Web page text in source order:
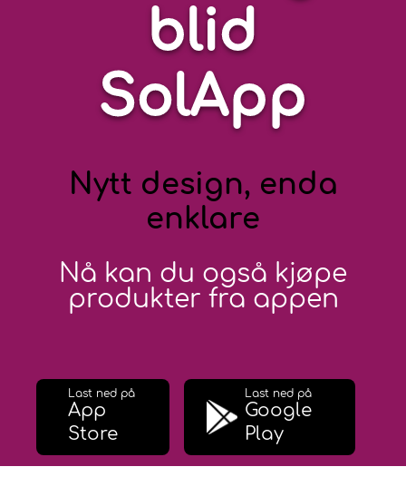
blid
SolApp
Nytt design, enda
enklare
Nå kan du også kjøpe
produkter fra appen
Last ned på
App
Store
Last ned på
Google
Play